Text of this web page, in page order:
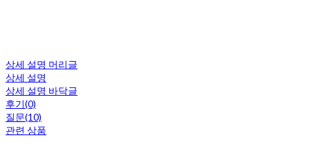
상세 설명 머리글
상세 설명
상세 설명 바닥글
후기(0)
질문(10)
관련 상품